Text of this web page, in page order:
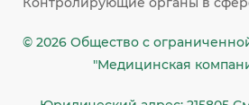
© 2026 Общество c
"Медицинская